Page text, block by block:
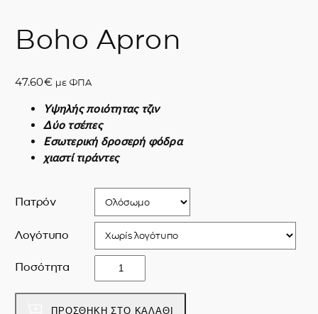
Boho Apron
47.60€ με ΦΠΑ
Υψηλής ποιότητας τζιν
Δύο τσέπες
Εσωτερική δροσερή φόδρα
χιαστί τιράντες
Πατρόν
Λογότυπο
Ποσότητα
o
h
o
ΠΡΟΣΘΉΚΗ ΣΤΟ ΚΑΛΆΘΙ